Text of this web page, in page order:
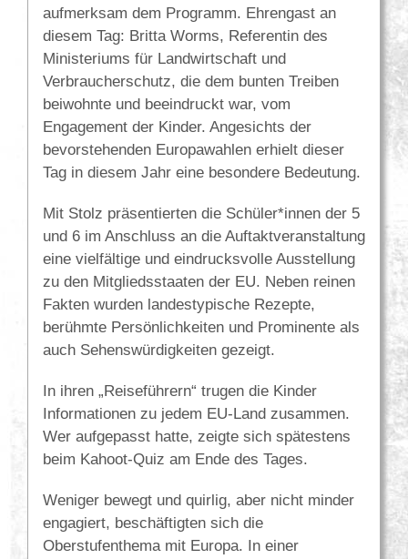
aufmerksam dem Programm. Ehrengast an
diesem Tag: Britta Worms, Referentin des
Ministeriums für Landwirtschaft und
Verbraucherschutz, die dem bunten Treiben
beiwohnte und beeindruckt war, vom
Engagement der Kinder. Angesichts der
bevorstehenden Europawahlen erhielt dieser
Tag in diesem Jahr eine besondere Bedeutung.
Mit Stolz präsentierten die Schüler*innen der 5
und 6 im Anschluss an die Auftaktveranstaltung
eine vielfältige und eindrucksvolle Ausstellung
zu den Mitgliedsstaaten der EU. Neben reinen
Fakten wurden landestypische Rezepte,
berühmte Persönlichkeiten und Prominente als
auch Sehenswürdigkeiten gezeigt.
In ihren „Reiseführern“ trugen die Kinder
Informationen zu jedem EU-Land zusammen.
Wer aufgepasst hatte, zeigte sich spätestens
beim Kahoot-Quiz am Ende des Tages.
Weniger bewegt und quirlig, aber nicht minder
engagiert, beschäftigten sich die
Oberstufenthema mit Europa. In einer